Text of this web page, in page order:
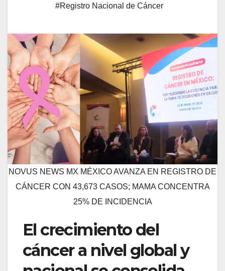
#Registro Nacional de Cáncer
NOVUS NEWS MX MÉXICO AVANZA EN REGISTRO DE
CÁNCER CON 43,673 CASOS; MAMA CONCENTRA
25% DE INCIDENCIA
El crecimiento del
cáncer a nivel global y